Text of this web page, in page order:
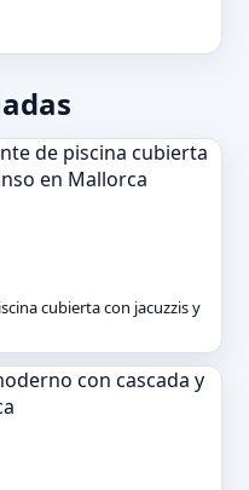
cubierta con jacuzzis y